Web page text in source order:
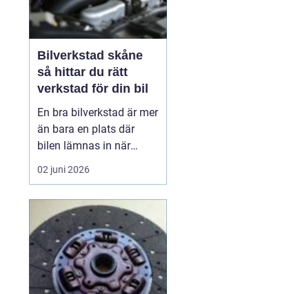
Bilverkstad skåne
så hittar du rätt
verkstad för din bil
En bra bilverkstad är mer
än bara en plats där
bilen lämnas in när
något går sönder. För
många bilägare i Skåne
verkstad om trygghet,
vardagslogistik och i
längden också om
ekonomi. En bil som
servas regelbundet håller
02 juni 2026